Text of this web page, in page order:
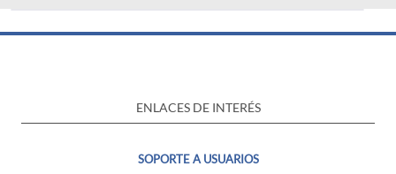
ENLACES DE INTERÉS
SOPORTE A USUARIOS